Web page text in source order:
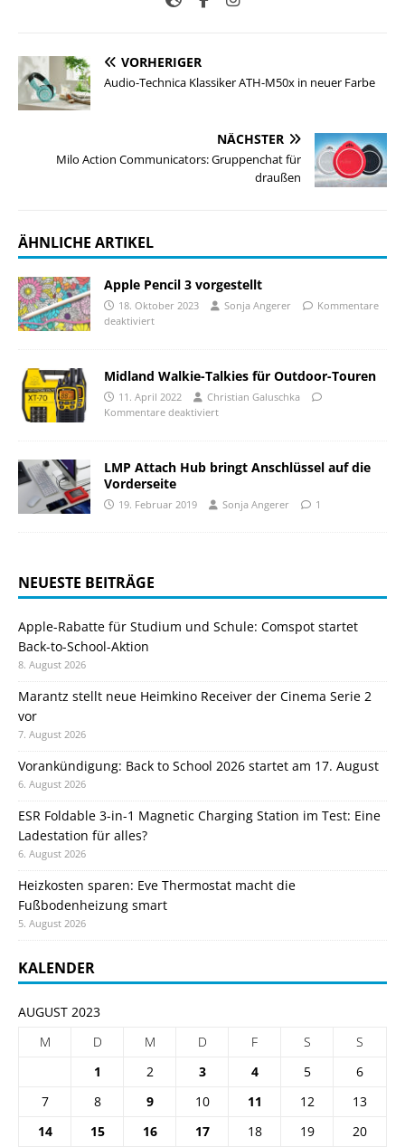
VORHERIGER
Audio-Technica Klassiker ATH-M50x in neuer Farbe
NÄCHSTER
Milo Action Communicators: Gruppenchat für
draußen
ÄHNLICHE ARTIKEL
Apple Pencil 3 vorgestellt
18. Oktober 2023 Sonja Angerer
Kommentare
deaktiviert
Midland Walkie-Talkies für Outdoor-Touren
11. April 2022
Christian Galuschka
Kommentare deaktiviert
LMP Attach Hub bringt Anschlüssel auf die
Vorderseite
19. Februar 2019 Sonja Angerer 1
NEUESTE BEITRÄGE
Apple-Rabatte für Studium und Schule: Comspot startet
Back-to-School-Aktion
8. August 2026
Marantz stellt neue Heimkino Receiver der Cinema Serie 2
vor
7. August 2026
Vorankündigung: Back to School 2026 startet am 17. August
6. August 2026
ESR Foldable 3-in-1 Magnetic Charging Station im Test: Eine
Ladestation für alles?
6. August 2026
Heizkosten sparen: Eve Thermostat macht die
Fußbodenheizung smart
5. August 2026
KALENDER
AUGUST 2023
M
D M D F S
S
1
2 3 4 5
6
7
8 9 10 11 12
13
14
15 16 17 18 19 20